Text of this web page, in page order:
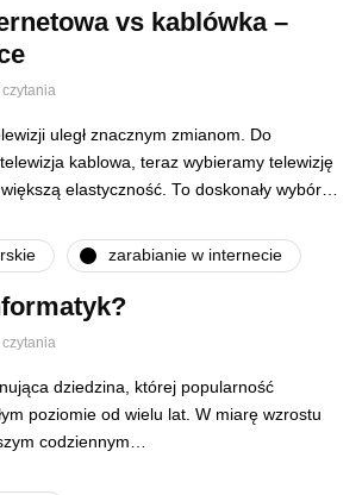
vs kablówka –
uległ znacznym zmianom. Do
kablowa, teraz wybieramy telewizję
elastyczność. To doskonały wybór…
zarabianie w internecie
dziedzina, której popularność
poziomie od wielu lat. W miarę wzrostu
codziennym…